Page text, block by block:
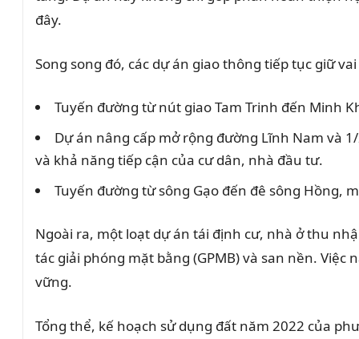
đây.
Song song đó, các dự án giao thông tiếp tục giữ
Tuyến đường từ nút giao Tam Trinh đến Minh
Dự án nâng cấp mở rộng đường Lĩnh Nam và
và khả năng tiếp cận của cư dân, nhà đầu tư.
Tuyến đường từ sông Gạo đến đê sông Hồng,
Ngoài ra, một loạt dự án tái định cư, nhà ở thu
tác giải phóng mặt bằng (GPMB) và san nền.
vững.
Tổng thể, kế hoạch sử dụng đất năm 2022 của